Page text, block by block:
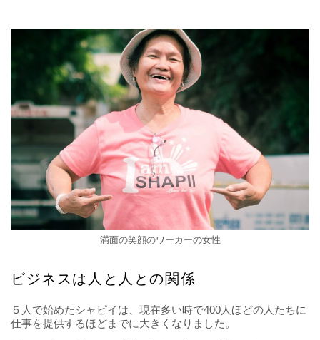
満面の笑顔のワーカーの女性
ビジネスは人と人との関係
５人で始めたシャピイは、現在多い時で400人ほどの人たちに
仕事を提供するほどまでに大きくなりました。